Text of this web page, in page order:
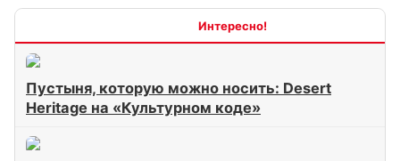
Пустыня, которую можно носить: Desert
Heritage на «Культурном коде»